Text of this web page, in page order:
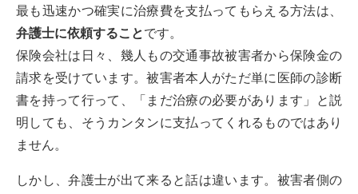
最も迅速かつ確実に治療費を支払ってもらえる方法は、
弁護士に依頼することです。
保険会社は日々、幾人もの交通事故被害者から保険金の
請求を受けています。被害者本人がただ単に医師の診断
書を持って行って、「まだ治療の必要があります」と説
明しても、そうカンタンに支払ってくれるものではあり
ません。
しかし、弁護士が出て来ると話は違います。被害者側の